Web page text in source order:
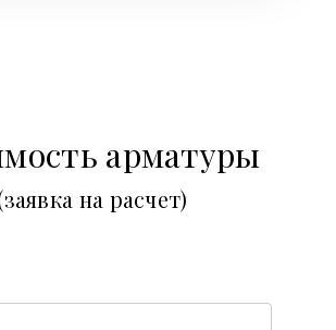
арматуры
на расчет)